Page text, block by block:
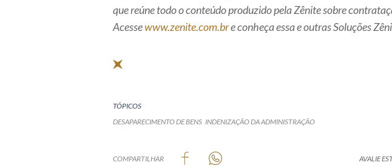
que reúne todo o conteúdo produzido pela Zênite sobre
Acessewww.zenite.com.bre conheça essa e outras Soluções
TÓPICOS
DESAPARECIMENTO DE BENS INDENIZAÇÃO DA ADMINISTRAÇÃO
COMPARTILHAR AVALIE